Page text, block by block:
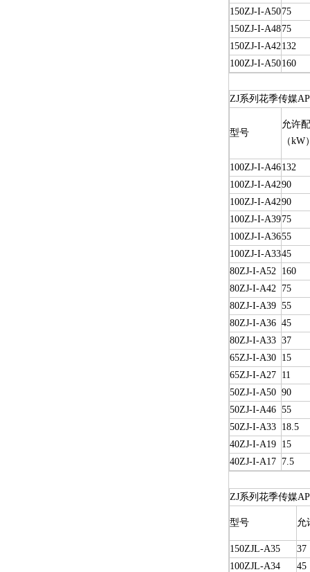
150ZJ-I-A5075
150ZJ-I-A4875
150ZJ-I-A42132
100ZJ-I-A50160
ZJ系列花季传媒
型号
允许
（kW
100ZJ-I-A46132
100ZJ-I-A4290
100ZJ-I-A4290
100ZJ-I-A3975
100ZJ-I-A3655
100ZJ-I-A3345
80ZJ-I-A52 160
80ZJ-I-A42 75
80ZJ-I-A39 55
80ZJ-I-A36 45
80ZJ-I-A33 37
65ZJ-I-A30 15
65ZJ-I-A27 11
50ZJ-I-A50 90
50ZJ-I-A46 55
50ZJ-I-A33 18.5
40ZJ-I-A19 15
40ZJ-I-A17 7.5
ZJ系列花季传媒
型号 允
150ZJL-A35
37
100ZJL-A34
45